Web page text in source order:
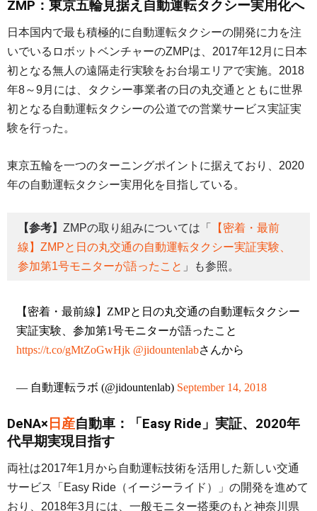
ZMP：東京五輪見据え自動運転タクシー実用化へ
日本国内で最も積極的に自動運転タクシーの開発に力を注
いでいるロボットベンチャーのZMPは、2017年12月に日本
初となる無人の遠隔走行実験をお台場エリアで実施。2018
年8～9月には、タクシー事業者の日の丸交通とともに世界
初となる自動運転タクシーの公道での営業サービス実証実
験を行った。
東京五輪を一つのターニングポイントに据えており、2020
年の自動運転タクシー実用化を目指している。
【参考】 ZMPの取り組みについては「
【密着・最前
線】ZMPと日の丸交通の自動運転タクシー実証実験、
参加第1号モニターが語ったこと 」も参照。
【密着・最前線】ZMPと日の丸交通の自動運転タクシー
実証実験、参加第1号モニターが語ったこと
https://t.co/gMtZoGwHjk @jidountenlabさんから
— 自動運転ラボ (@jidountenlab) September 14, 2018
DeNA× 日産自動車：「Easy Ride」実証、2020年
代早期実現目指す
両社は2017年1月から自動運転技術を活用した新しい交通
サービス「Easy Ride（イージーライド）」の開発を進めて
おり、2018年3月には、一般モニター搭乗のもと神奈川県